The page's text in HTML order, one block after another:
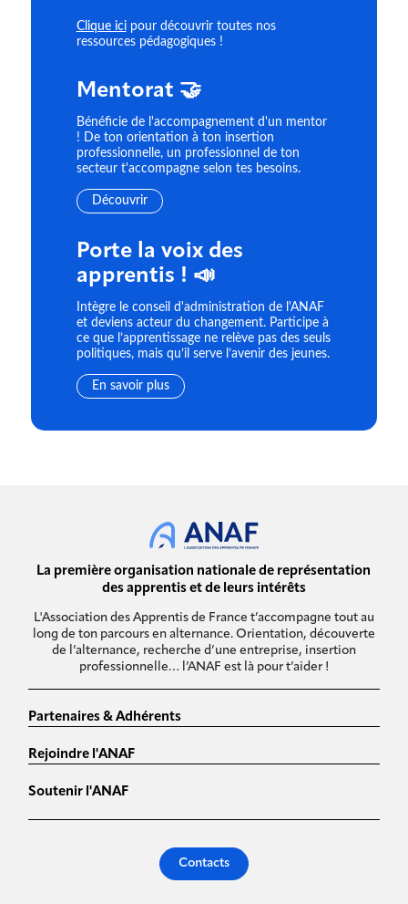
Clique icipour découvrir toutes nos
ressources pédagogiques !
Mentorat 🤝
Bénéficie de l'accompagnement d'un mentor
! De ton orientation à ton insertion
professionnelle, un professionnel de ton
secteur t'accompagne selon tes besoins.
Découvrir
Porte la voix des
apprentis ! 📣
Intègre le conseil d'administration de l'ANAF
et deviens acteur du changement. Participe à
ce que l’apprentissage ne relève pas des seuls
politiques, mais qu’il serve l’avenir des jeunes.
En savoir plus
La première organisation nationale de représentation
des apprentis et de leurs intérêts
L'Association des Apprentis de France t’accompagne tout au
long de ton parcours en alternance. Orientation, découverte
de l’alternance, recherche d’une entreprise, insertion
professionnelle… l’ANAF est là pour t’aider !
Partenaires & Adhérents
Rejoindre l'ANAF
Soutenir l'ANAF
Contacts